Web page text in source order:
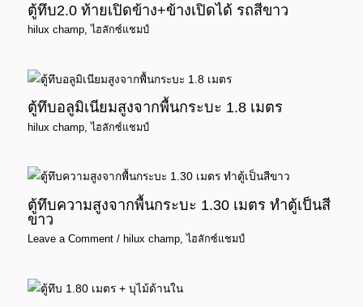
ตู้ทึบ2.0 ท้ายเปิดข้าง+ข้างเปิดได้ รถสีขาว
hilux champ,ไฮลักซ์แชมป์
ตู้ทึบอลูมิเนียมสูงจากพื้นกระบะ 1.8 เมตร
hilux champ ,ไฮลักซ์แชมป์
ตู้ทึบความสูงจากพื้นกระบะ 1.30 เมตร ทำตู้เป็นสี
ขาว
Leave a Comment / hilux champ,ไฮลักซ์แชมป์